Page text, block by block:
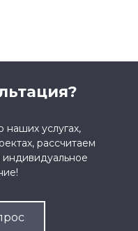
услугах,
рассчитаем
индивидуальное